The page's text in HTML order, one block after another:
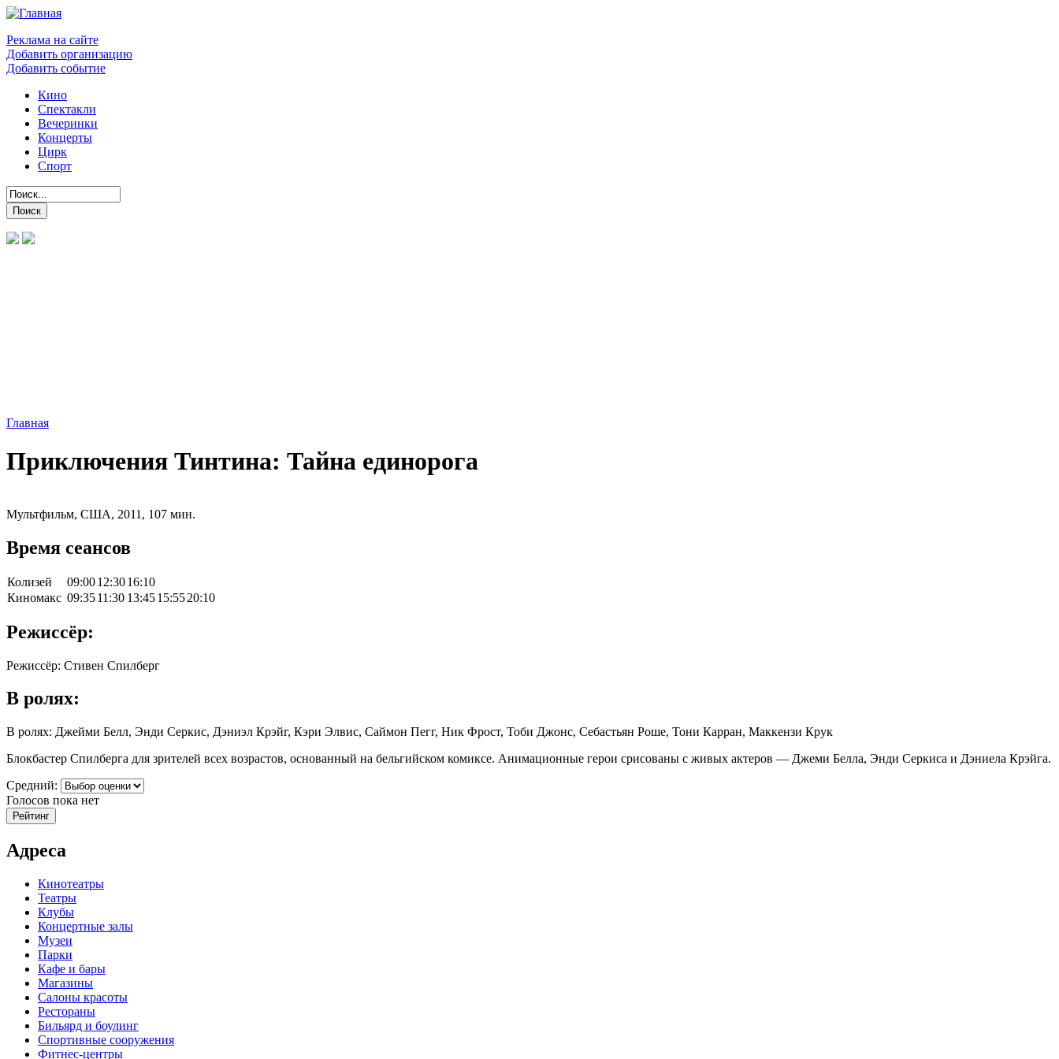
Реклама на сайте
Добавить организацию
Добавить событие
Кино
Спектакли
Вечеринки
Концерты
Цирк
Спорт
Главная
Приключения Тинтина: Тайна единорога
Мультфильм, США, 2011, 107 мин.
Время сеансов
Колизей 09:0012:3016:10
Киномакс 09:3511:30 13:4515:5520:10
Режиссёр:
Режиссёр: Стивен Спилберг
В ролях:
В ролях: Джейми Белл, Энди Серкис, Дэниэл Крэйг, Кэри Элвис, Саймон Пегг, Ник Фрост, Тоби Джонс, Себастьян Роше, Тони Карран, Маккензи Крук
Блокбастер Спилберга для зрителей всех возрастов, основанный на бельгийском комиксе. Анимационные герои срисованы с живых актеров — Джеми Белла, Энди Серкиса и Дэниела Крэйга.
Средний:
Голосов пока нет
Адреса
Кинотеатры
Театры
Клубы
Концертные залы
Музеи
Парки
Кафе и бары
Магазины
Салоны красоты
Рестораны
Бильярд и боулинг
Спортивные сооружения
Фитнес-центры